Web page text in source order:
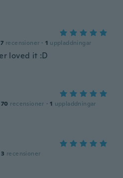
7 recensioner · 1 uppladdningar
loved it :D
70 recensioner · 1 uppladdningar
3 recensioner